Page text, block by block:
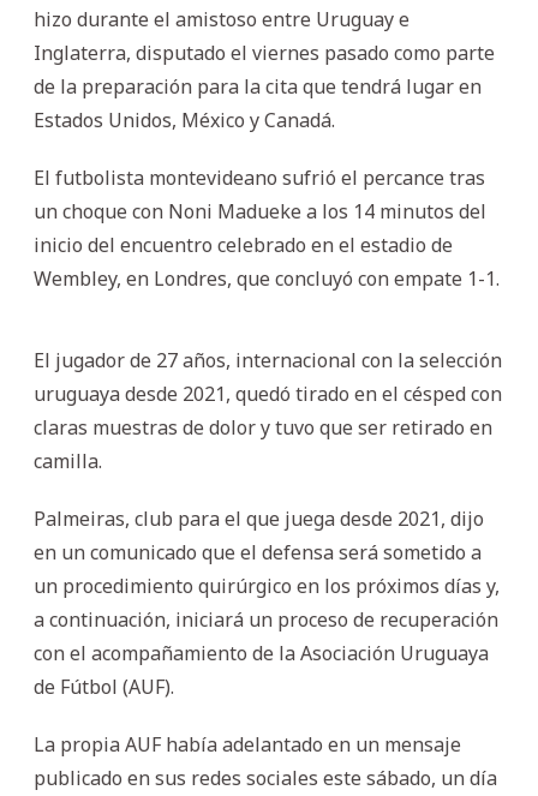
hizo durante el amistoso entre Uruguay e
Inglaterra, disputado el viernes pasado como parte
de la preparación para la cita que tendrá lugar en
Estados Unidos, México y Canadá.
El futbolista montevideano sufrió el percance tras
un choque con Noni Madueke a los 14 minutos del
inicio del encuentro celebrado en el estadio de
Wembley, en Londres, que concluyó con empate 1-1.
El jugador de 27 años, internacional con la selección
uruguaya desde 2021, quedó tirado en el césped con
claras muestras de dolor y tuvo que ser retirado en
camilla.
Palmeiras, club para el que juega desde 2021, dijo
en un comunicado que el defensa será sometido a
un procedimiento quirúrgico en los próximos días y,
a continuación, iniciará un proceso de recuperación
con el acompañamiento de la Asociación Uruguaya
de Fútbol (AUF).
La propia AUF había adelantado en un mensaje
publicado en sus redes sociales este sábado, un día